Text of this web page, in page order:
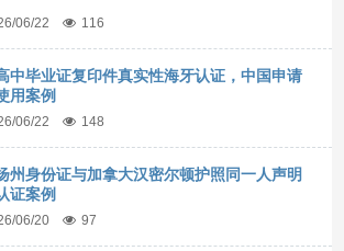
06/22 116
中毕业证复印件真实性海牙认证，中国申请
用案例
06/22 148
州身份证与加拿大汉密尔顿护照同一人声明
证案例
06/20 97